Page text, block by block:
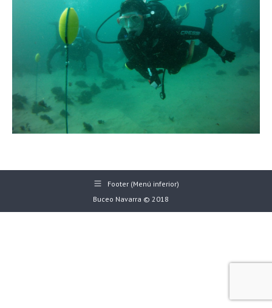
Footer (Menú inferior)
Buceo Navarra © 2018